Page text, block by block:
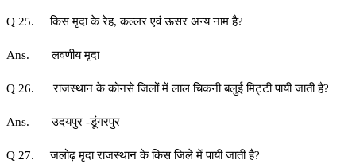
Q 25. किस मृदा के रेह, कल्लर एवं ऊसर अन्य नाम है?
Ans. लवणीय मृदा
Q 26. राजस्थान के कोनसे जिलों में लाल चिकनी बलुई मिट्टी पायी जाती है?
Ans. उदयपुर -डूंगरपुर
Q 27. जलोढ़ मृदा राजस्थान के किस जिले में पायी जाती है?